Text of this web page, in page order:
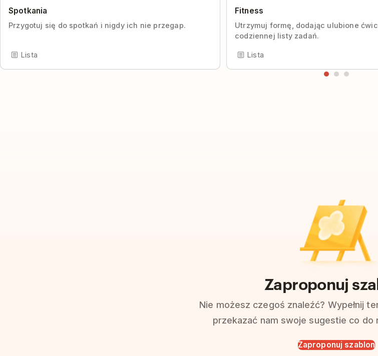
Spotkania
Przygotuj się do spotkań i nigdy ich nie przegap.
Lista
Fitness
Utrzymuj formę, dodając ulubione
codziennej listy zadań.
Lista
Zaproponuj
Nie możesz czegoś znaleźć? Wypełnij
przekazać nam swoje sugestie co do
Zaproponuj szablon